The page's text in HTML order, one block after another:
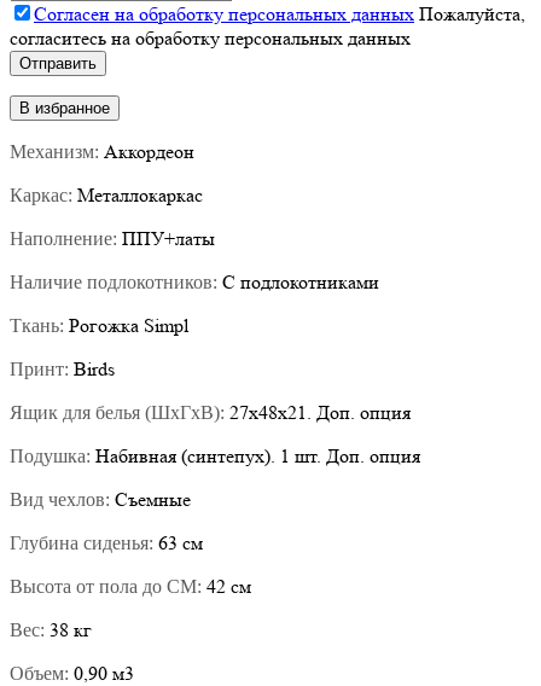
Согласен на обработку персональных данных Пожалуйста,
согласитесь на обработку персональных данных
В избранное
Механизм: Аккордеон
Каркас: Металлокаркас
Наполнение: ППУ+латы
Наличие подлокотников: С подлокотниками
Ткань: Рогожка Simpl
Принт: Birds
Ящик для белья (ШхГхВ): 27х48х21. Доп. опция
Подушка: Набивная (синтепух). 1 шт. Доп. опция
Вид чехлов: Съемные
Глубина сиденья: 63 см
Высота от пола до СМ: 42 см
Вес: 38 кг
Объем: 0,90 м3